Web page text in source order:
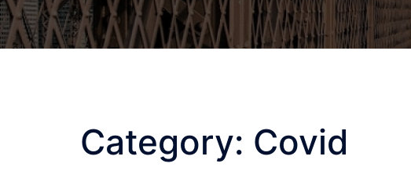
Category: Covid